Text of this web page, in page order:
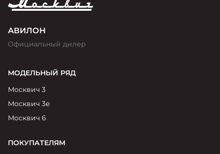
АВИЛОН
Официальный дилер
МОДЕЛЬНЫЙ РЯД
Москвич 3
Москвич 3е
Москвич 6
ПОКУПАТЕЛЯМ